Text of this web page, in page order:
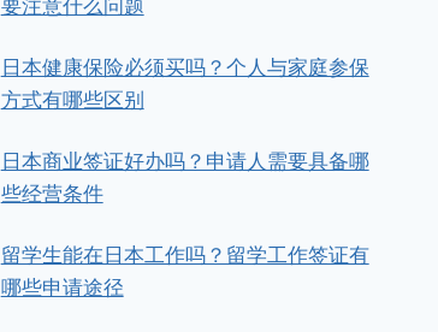
要注意什么问题
日本健康保险必须买吗？个人与家庭参保
方式有哪些区别
日本商业签证好办吗？申请人需要具备哪
些经营条件
留学生能在日本工作吗？留学工作签证有
哪些申请途径